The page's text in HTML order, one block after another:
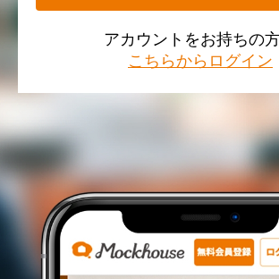
アカウントをお持ちの
こちらからログイン